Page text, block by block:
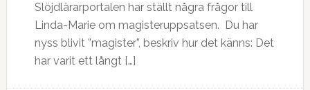
Slöjdlärarportalen har ställt några frågor till
Linda-Marie om magisteruppsatsen. Du har
nyss blivit ”magister”, beskriv hur det känns: Det
har varit ett långt […]